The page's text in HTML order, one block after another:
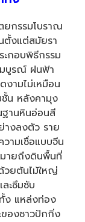
ยกรรมโบราณ
งแต่สมัยรา
ะกอบพิธีกรรม
มบูรณ์ ฝนฟ้า
ามไม่เหมือน
น หลังคามุง
ฐานหินอ่อนสี
งลงตัว ราย
ามเชื่อแบบจีน
ายถึงดินพื้นที่
วยต้นไม้ใหญ่
ะซึมซับ
ง แหล่งท่อง
ของชาวปักกิ่ง